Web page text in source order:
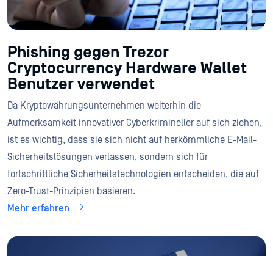
Phishing gegen Trezor
Cryptocurrency Hardware Wallet
Benutzer verwendet
Da Kryptowährungsunternehmen weiterhin die
Aufmerksamkeit innovativer Cyberkrimineller auf sich ziehen,
ist es wichtig, dass sie sich nicht auf herkömmliche E-Mail-
Sicherheitslösungen verlassen, sondern sich für
fortschrittliche Sicherheitstechnologien entscheiden, die auf
Zero-Trust-Prinzipien basieren.
Mehr erfahren